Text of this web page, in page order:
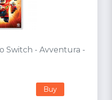
Switch - Avventura -
Buy